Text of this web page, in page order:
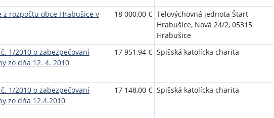
rozpočtu obce Hrabušice v
18 000,00 € Telovýchovná jednota Štart
Hrabušice, Nová 24/2, 05315
Hrabušice
1/2010 o zabezpečovaní
zo dňa 12. 4. 2010
17 951,94 € Spišská katolícka charita
1/2010 o zabezpečovaní
zo dňa 12.4.2010
17 148,00 € Spišská katolícka charita